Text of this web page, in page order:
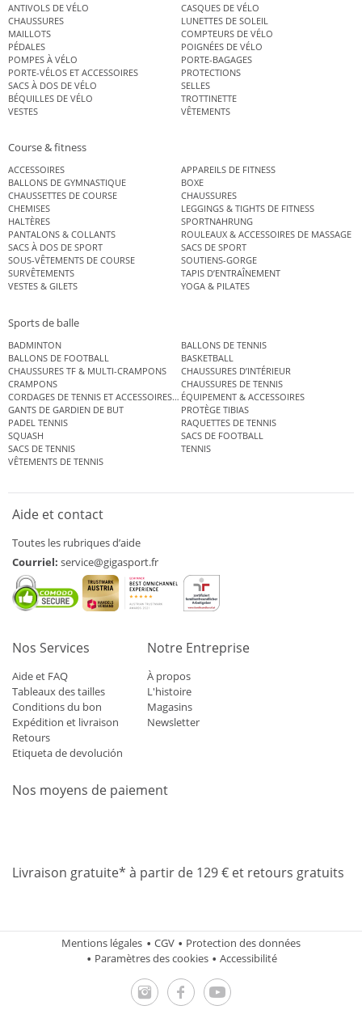
ANTIVOLS DE VÉLO
CASQUES DE VÉLO
CHAUSSURES
LUNETTES DE SOLEIL
MAILLOTS
COMPTEURS DE VÉLO
PÉDALES
POIGNÉES DE VÉLO
POMPES À VÉLO
PORTE-BAGAGES
PORTE-VÉLOS ET ACCESSOIRES
PROTECTIONS
SACS À DOS DE VÉLO
SELLES
BÉQUILLES DE VÉLO
TROTTINETTE
VESTES
VÊTEMENTS
Course & fitness
ACCESSOIRES
APPAREILS DE FITNESS
BALLONS DE GYMNASTIQUE
BOXE
CHAUSSETTES DE COURSE
CHAUSSURES
CHEMISES
LEGGINGS & TIGHTS DE FITNESS
HALTÈRES
SPORTNAHRUNG
PANTALONS & COLLANTS
ROULEAUX & ACCESSOIRES DE MASSAGE
SACS À DOS DE SPORT
SACS DE SPORT
SOUS-VÊTEMENTS DE COURSE
SOUTIENS-GORGE
SURVÊTEMENTS
TAPIS D’ENTRAÎNEMENT
VESTES & GILETS
YOGA & PILATES
Sports de balle
BADMINTON
BALLONS DE TENNIS
BALLONS DE FOOTBALL
BASKETBALL
CHAUSSURES TF & MULTI-CRAMPONS
CHAUSSURES D’INTÉRIEUR
CRAMPONS
CHAUSSURES DE TENNIS
CORDAGES DE TENNIS ET ACCESSOIRES DE TENNISÉQUIPEMENT & ACCESSOIRES
GANTS DE GARDIEN DE BUT
PROTÈGE TIBIAS
PADEL TENNIS
RAQUETTES DE TENNIS
SQUASH
SACS DE FOOTBALL
SACS DE TENNIS
TENNIS
VÊTEMENTS DE TENNIS
Aide et contact
Toutes les rubriques d’aide
Courriel: service@gigasport.fr
Nos Services
Aide et FAQ
Tableaux des tailles
Conditions du bon
Expédition et livraison
Retours
Etiqueta de devolución
Notre Entreprise
À propos
L'histoire
Magasins
Newsletter
Nos moyens de paiement
Livraison gratuite* à partir de 129 € et retours gratuits
Mentions légales CGV
Protection des données
Paramètres des cookies
Accessibilité